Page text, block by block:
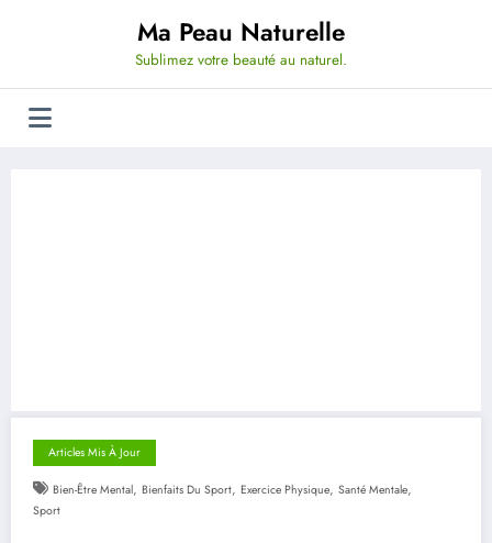
Ma Peau Naturelle
Sublimez votre beauté au naturel.
Articles Mis À Jour
Bien-Être Mental, Bienfaits Du Sport, Exercice Physique, Santé Mentale,
Sport